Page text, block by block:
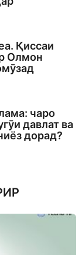
Қиссаи
Олмон
чаро
давлат ва
дорад?